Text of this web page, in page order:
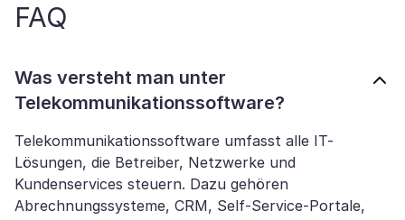
FAQ
Was versteht man unter
Telekommunikationssoftware?
Telekommunikationssoftware umfasst alle IT-
Lösungen, die Betreiber, Netzwerke und
Kundenservices steuern. Dazu gehören
Abrechnungssysteme, CRM, Self-Service-Portale,